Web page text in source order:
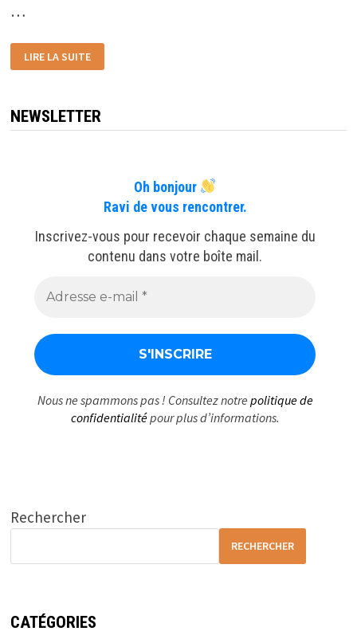
…
À
L’ORANGE
LIRE LA SUITE
NEWSLETTER
Oh bonjour
Ravi de vous rencontrer.
Inscrivez-vous pour recevoir chaque semaine du
contenu dans votre boîte mail.
Nous ne spammons pas ! Consultez notre politique de
confidentialitépour plus d’informations.
Rechercher
RECHERCHER
CATÉGORIES